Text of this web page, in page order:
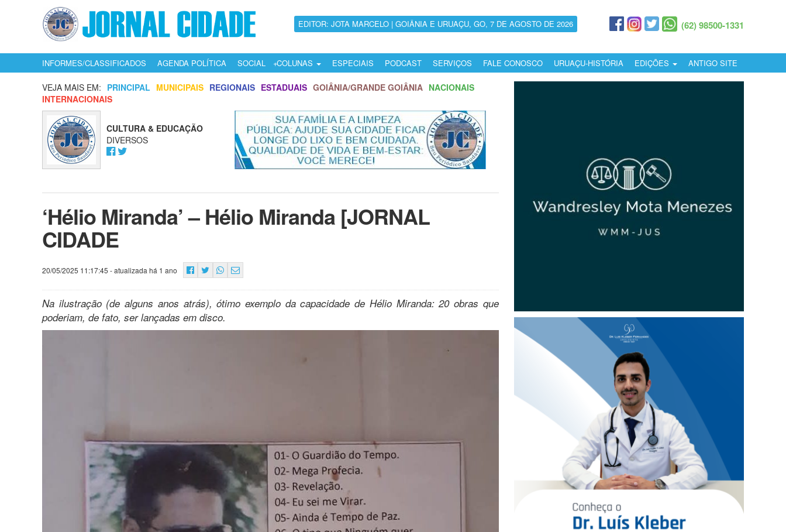
EDITOR: JOTA MARCELO | GOIÂNIA E URUAÇU, GO, 7 DE AGOSTO DE 2026 (62) 98500-1331
INFORMES/CLASSIFICADOS AGENDA POLÍTICA SOCIAL COLUNAS ESPECIAIS PODCAST SERVIÇOS FALE CONOSCO URUAÇU-HISTÓRIA EDIÇÕES ANTIGO SITE
VEJA MAIS EM: PRINCIPAL MUNICIPAIS REGIONAIS ESTADUAIS GOIÂNIA/GRANDE GOIÂNIA NACIONAIS
INTERNACIONAIS
CULTURA & EDUCAÇÃO
DIVERSOS
‘Hélio Miranda’ – Hélio Miranda [JORNAL
CIDADE
20/05/2025 11:17:45 - atualizada há 1 ano
Na ilustração (de alguns anos atrás), ótimo exemplo da capacidade de Hélio Miranda: 20 obras que
poderiam, de fato, ser lançadas em disco.